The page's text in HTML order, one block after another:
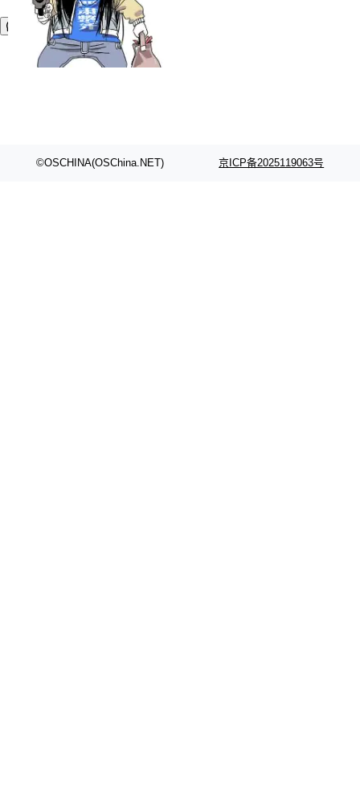
和反馈，我们将继续努力提供更优秀的产品和服
务！ 新增功能点 DevOps： 采用自研代码托管
平台，支持一站式安装，提供从代码提交到交付
选项，各自适合什么场景，以及怎么切换。 一行
依赖替换 在 Solon 里换 HTTP 服务器就是改 po
m.xml 里一个依赖，别的什么都不用动。 <depe
ndency> <groupId>org.noear</groupId> <arti
©OSCHINA(OSChina.NET) 京ICP备2025119063号